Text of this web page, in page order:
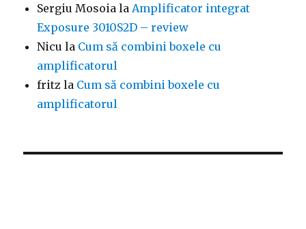
Sergiu Mosoia la Amplificator integrat
Exposure 3010S2D – review
Nicu la Cum să combini boxele cu
amplificatorul
fritz la Cum să combini boxele cu
amplificatorul